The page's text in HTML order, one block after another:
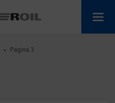
► Pagina 3